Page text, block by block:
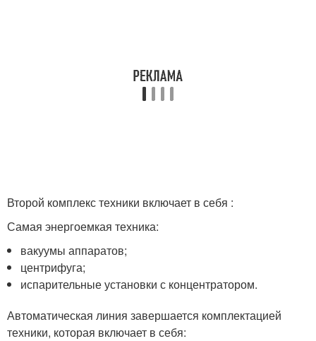
Второй комплекс техники включает в себя :
Самая энергоемкая техника:
вакуумы аппаратов;
центрифуга;
испарительные установки с концентратором.
Автоматическая линия завершается комплектацией
техники, которая включает в себя: